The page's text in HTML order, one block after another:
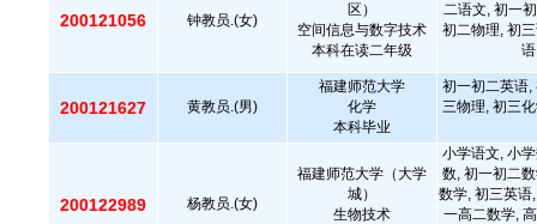
200121056 钟教员.(女)
区）
空间信息与数字技术
本科在读二年级
二语文, 初一
初二物理, 初
200121627 黄教员.(男)
福建师范大学
化学
本科毕业
初一初二英语,
三物理, 初三
200122989 杨教员.(女)
福建师范大学（大学
城）
生物技术
小学语文, 小
数, 初一初二
数学, 初三英语
一高二数学,